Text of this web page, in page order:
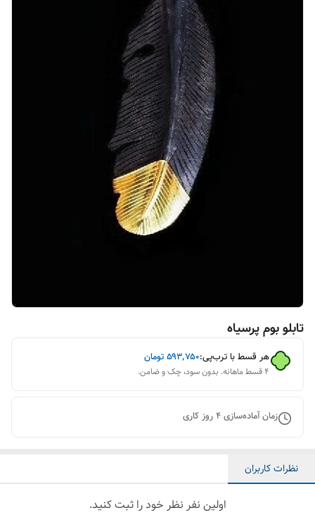
تابلو بوم پرسیاه
هر قسط با ترب‌پی:۵۹۳٬۷۵۰تومان
۴ قسط ماهانه. بدون سود، چک و ضامن.
زمان آماده‌سازی4روز کاری
نظرات کاربران
اولین نفر نظر خود را ثبت کنید.